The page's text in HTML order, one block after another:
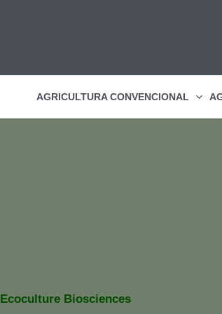
AGRICULTURA CONVENCIONAL
Ecoculture Biosciences